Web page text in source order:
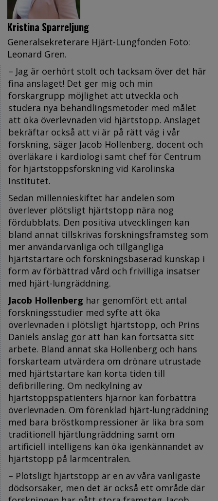
Kristina Sparreljung
Generalsekreterare Hjärt-Lungfonden Foto:
Leonard Gren.
– Jag är oerhört stolt och tacksam över det här
fina anslaget! Det ger mig och min
forskargrupp möjlighet att utveckla och
studera nya behandlingsmetoder med målet
att öka överlevnaden vid hjärtstopp. Anslaget
bekräftar också att vi är på rätt väg i vår
forskning, säger Jacob Hollenberg, docent och
överläkare i kardiologi samt chef för Centrum
för hjärtstoppsforskning vid Karolinska
Institutet.
Sedan millennieskiftet har andelen som
överlever plötsligt hjärtstopp nära nog
fördubblats. Den positiva utvecklingen kan
bland annat tillskrivas forskningsframsteg som
mer användarvänliga och tillgängliga
hjärtstartare och forskningsbaserad kunskap i
form av förbättrad vård och frivilliga insatser
med hjärt-lungräddning.
Jacob Hollenberg har genomfört ett antal
forskningsstudier med syfte att öka
överlevnaden i plötsligt hjärtstopp, och Prins
Daniels anslag gör att han kan fortsätta sitt
arbete. Bland annat ska Hollenberg och hans
forskarteam utvärdera om drönare utrustade
med hjärtstartare kan korta tiden till
defibrillering. Om nedkylning av
hjärtstoppspatienters hjärnor kan förbättra
överlevnaden. Om förenklad hjärt-lungräddning
med bara bröstkompressioner är lika bra som
traditionell hjärtlungräddning samt om
artificiell intelligens kan öka igenkännandet av
hjärtstopp på larmcentralen.
– Plötsligt hjärtstopp är en av våra vanligaste
dödsorsaker, men det är också ett område där